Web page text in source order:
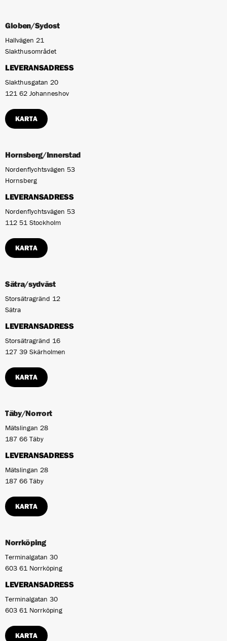
Globen/Sydost
Hallvägen 21
Slakthusområdet
LEVERANSADRESS
Slakthusgatan 20
121 62 Johanneshov
KARTA
Hornsberg/Innerstad
Nordenflychtsvägen 53
Hornsberg
LEVERANSADRESS
Nordenflychtsvägen 53
112 51 Stockholm
KARTA
Sätra/sydväst
Storsätragränd 12
Sätra
LEVERANSADRESS
Storsätragränd 16
127 39 Skärholmen
KARTA
Täby/Norrort
Mätslingan 28
187 66 Täby
LEVERANSADRESS
Mätslingan 28
187 66 Täby
KARTA
Norrköping
Terminalgatan 30
603 61 Norrköping
LEVERANSADRESS
Terminalgatan 30
603 61 Norrköping
KARTA